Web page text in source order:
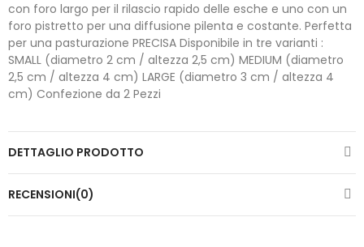
con foro largo per il rilascio rapido delle esche e uno con un
foro pistretto per una diffusione pilenta e costante. Perfetta
per una pasturazione PRECISA Disponibile in tre varianti :
SMALL (diametro 2 cm / altezza 2,5 cm) MEDIUM (diametro
2,5 cm / altezza 4 cm) LARGE (diametro 3 cm / altezza 4
cm) Confezione da 2 Pezzi
DETTAGLIO PRODOTTO
RECENSIONI(0)